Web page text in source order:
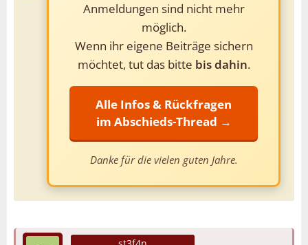
Anmeldungen sind nicht mehr
möglich.
Wenn ihr eigene Beiträge sichern
möchtet, tut das bitte bis dahin.
Alle Infos & Rückfragen
im Abschieds-Thread →
Danke für die vielen guten Jahre.